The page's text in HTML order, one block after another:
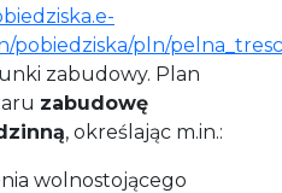
pobiedziska/pln/
zabudowy. Plan
zabudowę
, określając m.in.:
wolnostojącego